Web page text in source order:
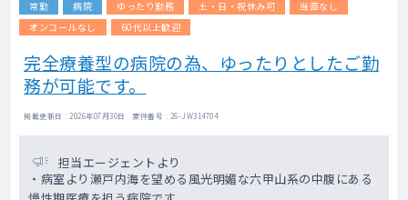
常勤 病院 ゆったり勤務 土・日・祝休み可
当直なし
オンコールなし
60代以上歓迎
完全療養型の病院の為、ゆったりとしたご勤
務が可能です。
掲載更新日 : 2026年07月30日 案件番号 : 26-JW314704
担当エージェントより
・病室より瀬戸内海を望める風光明媚な六甲山系の中腹にある